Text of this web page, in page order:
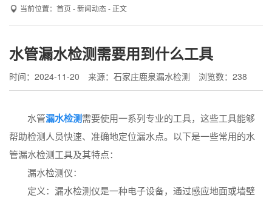
新闻动态
技术知识
当前位置： 首页-新闻动态- 正文
水管漏水检测需要用到什么工具
时间：2024-11-20 来源：石家庄鹿泉漏水检测 浏览数： 238
水管漏水检测需要使用一系列专业的工具，这些工具能够
帮助检测人员快速、准确地定位漏水点。以下是一些常用的水
管漏水检测工具及其特点：
漏水检测仪：
定义：漏水检测仪是一种电子设备，通过感应地面或墙壁